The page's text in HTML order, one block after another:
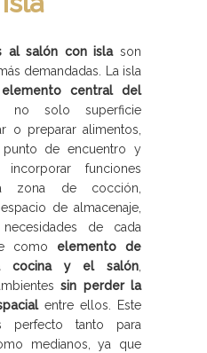
al salón con islason
demandadas. La isla
elemento central del
no solo superficie
o preparar alimentos,
de encuentro y
incorporar funciones
zona de cocción,
de almacenaje,
de cada
como elemento de
cocina y el salón
sin perder la
entre ellos. Este
tanto para
medianos, ya que